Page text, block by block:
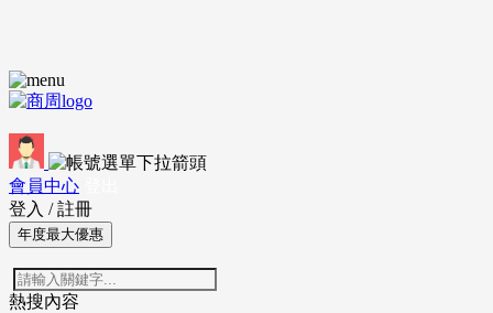
會員中心
登入 / 註冊
年度最大優惠
熱搜內容